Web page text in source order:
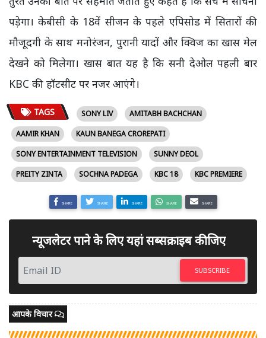
पड़ेगा। केबीसी के 18वें सीजन के पहले एपिसोड में सितारों की
मौजूदगी के साथ मनोरंजन, पुरानी यादों और क्विज का खास मेल
देखने को मिलेगा। खास बात यह है कि सनी देओल पहली बार
KBC की हॉटसीट पर नजर आएंगे।
TAGS SONY LIV
AMITABH BACHCHAN
AAMIR KHAN
KAUN BANEGA CROREPATI
SONY ENTERTAINMENT TELEVISION
SUNNY DEOL
PREITY ZINTA
SOCHNA PADEGA KBC 18 KBC PREMIERE
SHARE SHARE SHARE SHARE SHARE
न्यूजलेटर पाने के लिए यहां सब्सक्राइब कीजिए
SUBSCRIBE
आपके विचार